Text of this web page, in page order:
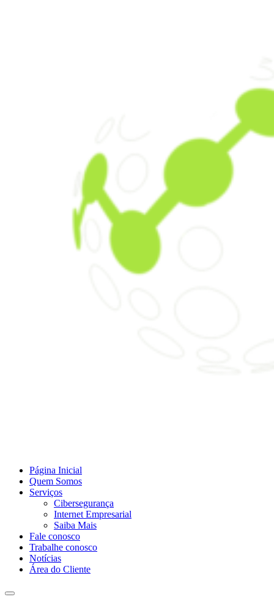
Página Inicial
Quem Somos
Serviços
Cibersegurança
Internet Empresarial
Saiba Mais
Fale conosco
Trabalhe conosco
Notícias
Área do Cliente